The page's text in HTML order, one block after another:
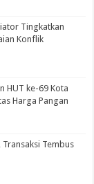
Tingkatkan
Konflik
HUT ke-69 Kota
Harga Pangan
Transaksi Tembus